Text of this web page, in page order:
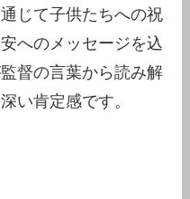
じて子供たちへの祝
へのメッセージを込
督の言葉から読み解
い肯定感です。